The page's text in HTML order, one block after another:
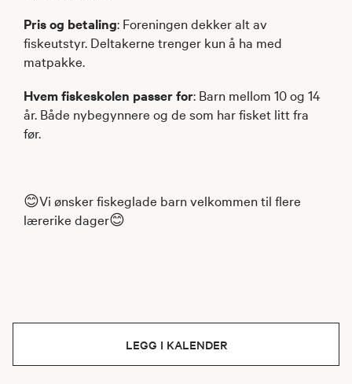
Pris og betaling: Foreningen dekker alt av
fiskeutstyr. Deltakerne trenger kun å ha med
matpakke.
Hvem fiskeskolen passer for: Barn mellom 10 og 14
år. Både nybegynnere og de som har fisket litt fra
før.
😊Vi ønsker fiskeglade barn velkommen til flere
lærerike dager😊
LEGG I KALENDER